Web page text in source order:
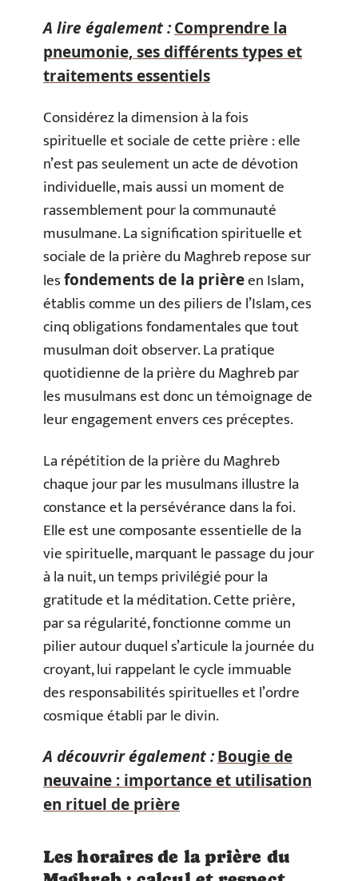
A lire également :Comprendre la
pneumonie, ses différents types et
traitements essentiels
Considérez la dimension à la fois
spirituelle et sociale de cette prière : elle
n’est pas seulement un acte de dévotion
individuelle, mais aussi un moment de
rassemblement pour la communauté
musulmane. La signification spirituelle et
sociale de la prière du Maghreb repose sur
lesfondements de la prièreen Islam,
établis comme un des piliers de l’Islam, ces
cinq obligations fondamentales que tout
musulman doit observer. La pratique
quotidienne de la prière du Maghreb par
les musulmans est donc un témoignage de
leur engagement envers ces préceptes.
La répétition de la prière du Maghreb
chaque jour par les musulmans illustre la
constance et la persévérance dans la foi.
Elle est une composante essentielle de la
vie spirituelle, marquant le passage du jour
à la nuit, un temps privilégié pour la
gratitude et la méditation. Cette prière,
par sa régularité, fonctionne comme un
pilier autour duquel s’articule la journée du
croyant, lui rappelant le cycle immuable
des responsabilités spirituelles et l’ordre
cosmique établi par le divin.
A découvrir également :Bougie de
neuvaine : importance et utilisation
en rituel de prière
Les horaires de la prière du